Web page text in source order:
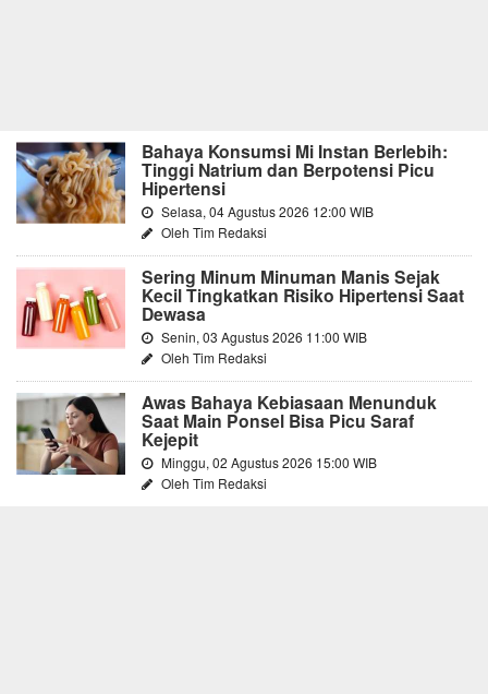
Bahaya Konsumsi Mi Instan Berlebih:
Tinggi Natrium dan Berpotensi Picu
Hipertensi
Selasa, 04 Agustus 2026 12:00 WIB
Oleh Tim Redaksi
Sering Minum Minuman Manis Sejak
Kecil Tingkatkan Risiko Hipertensi Saat
Dewasa
Senin, 03 Agustus 2026 11:00 WIB
Oleh Tim Redaksi
Awas Bahaya Kebiasaan Menunduk
Saat Main Ponsel Bisa Picu Saraf
Kejepit
Minggu, 02 Agustus 2026 15:00 WIB
Oleh Tim Redaksi